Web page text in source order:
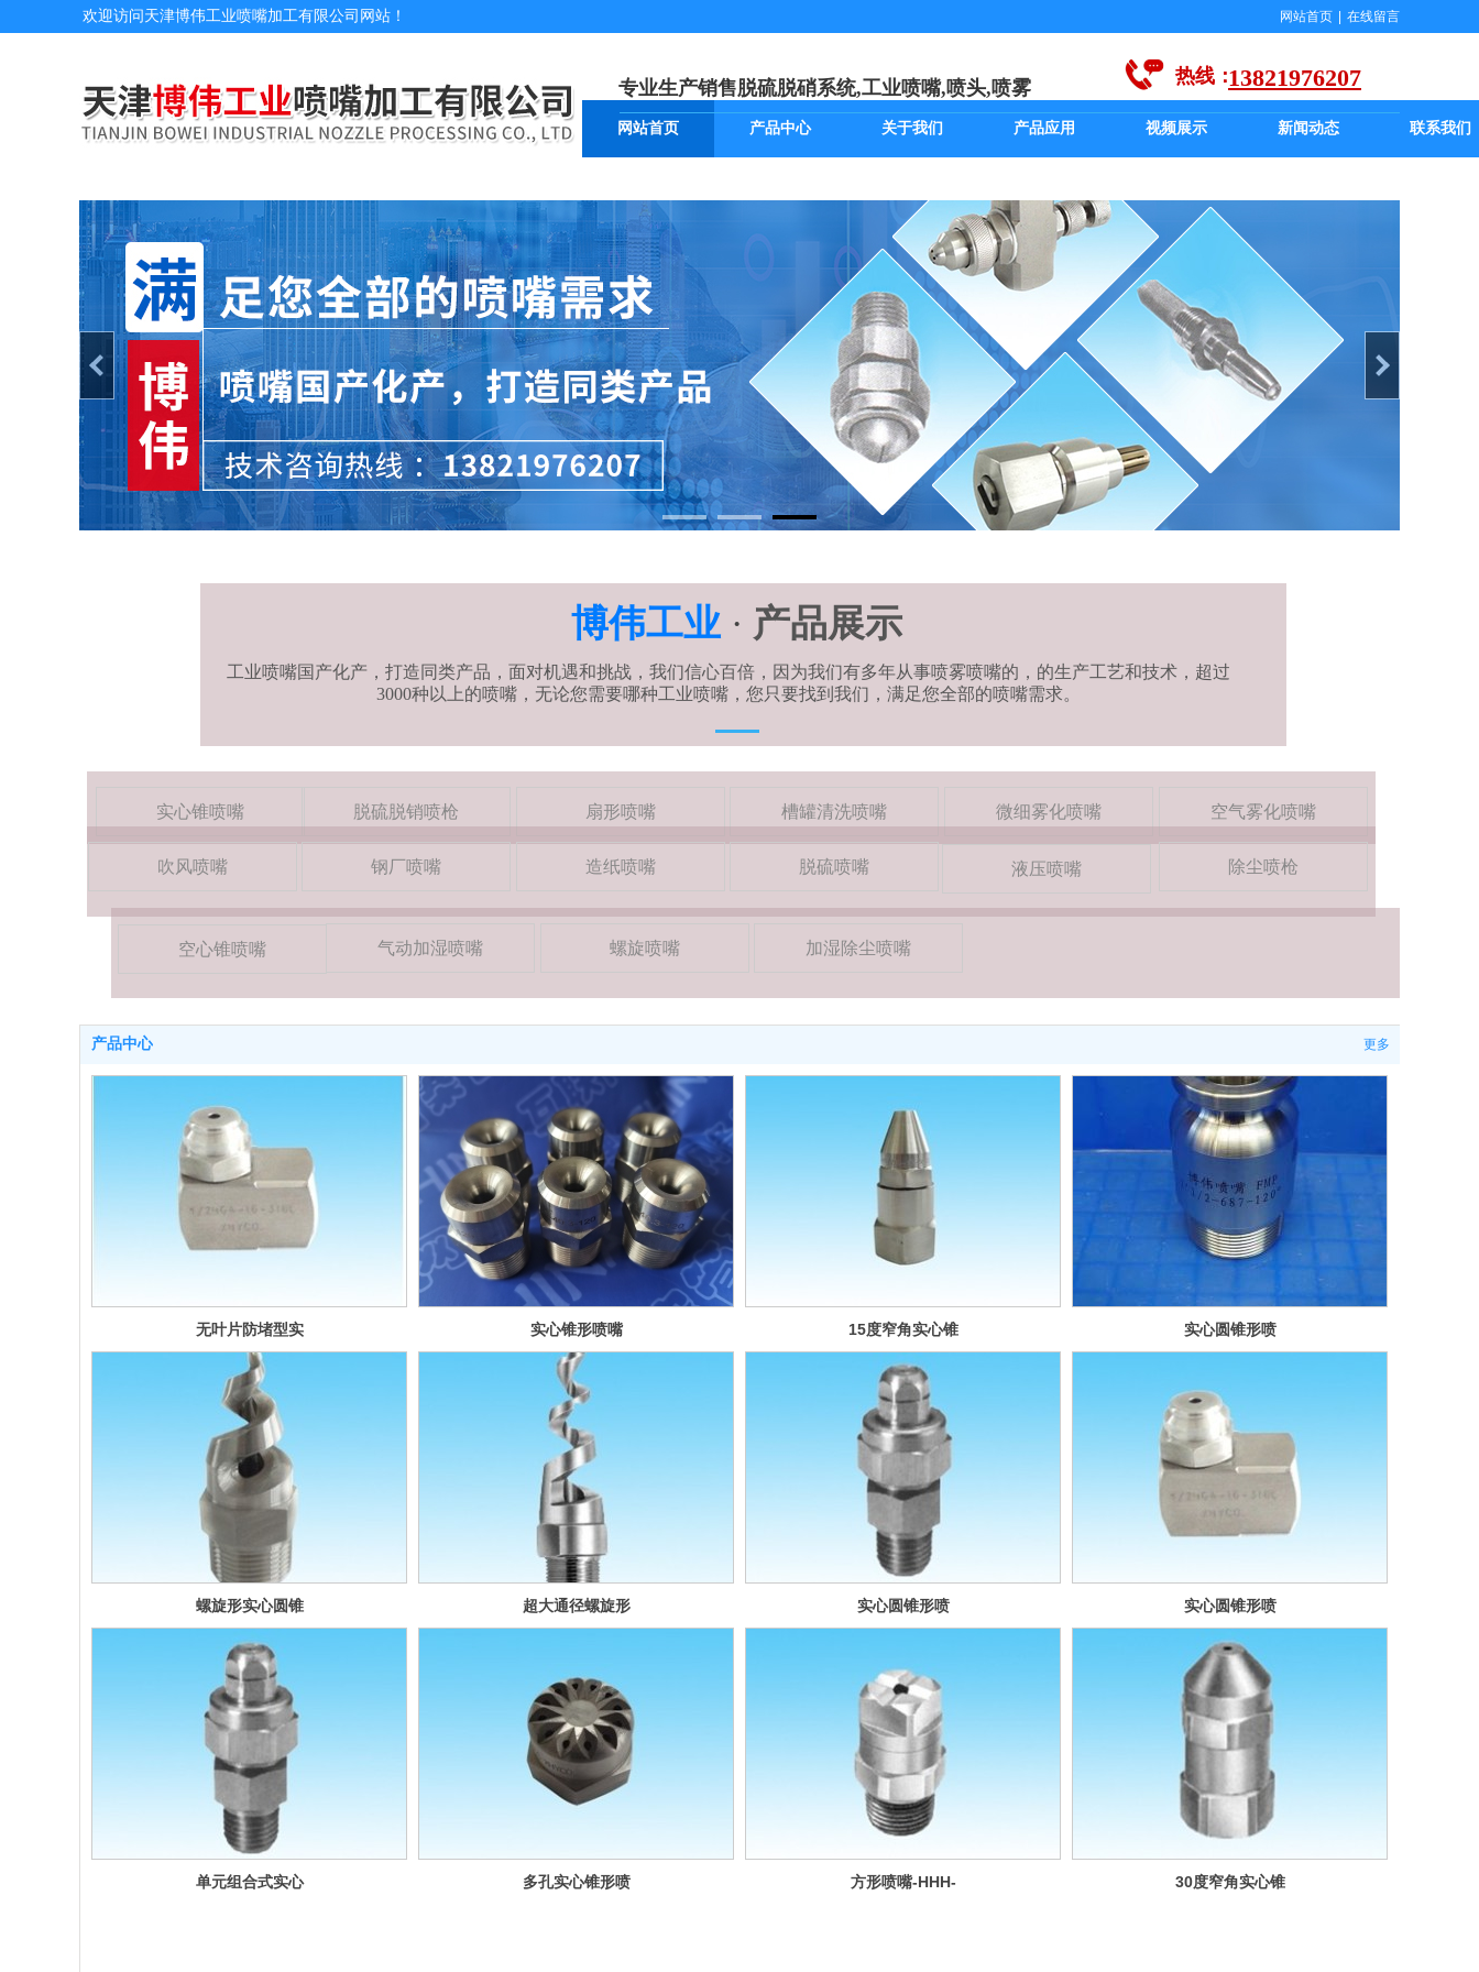
专业生产销售脱硫脱硝系统,工业喷嘴,喷头,喷雾 13821976207
热线：
欢迎访问天津博伟工业喷嘴加工有限公司网站！
网站首页 产品中心 关于我们 产品应用 视频展示 新闻动态 联系我们
网站首页 在线留言
实心锥喷嘴 扇形喷嘴 槽罐清洗喷嘴 微细雾化喷嘴 空气雾化喷嘴
脱硫脱销喷枪
博伟工业 · 产品展示
工业喷嘴国产化产，打造同类产品，面对机遇和挑战，我们信心百倍，因为我们有多年从事喷雾喷嘴的，的生产工艺和技术，超过
3000种以上的喷嘴，无论您需要哪种工业喷嘴，您只要找到我们，满足您全部的喷嘴需求。
吹风喷嘴 钢厂喷嘴 造纸喷嘴 脱硫喷嘴 除尘喷枪
液压喷嘴
气动加湿喷嘴 螺旋喷嘴 加湿除尘喷嘴
空心锥喷嘴
产品中心 更多
无叶片防堵型实
心锥形喷嘴
GANV系列
实心锥形喷嘴
HH系列
15度窄角实心锥
形喷嘴
实心圆锥形喷
嘴-MP系列
螺旋形实心圆锥
形喷嘴-p-s系列
超大通径螺旋形
实心圆锥形喷
实心圆锥形喷
嘴--墙上安装型
实心圆锥形喷
嘴--转角型GA
系列
单元组合式实心
多孔实心锥形喷
方形喷嘴-HHH-
30度窄角实心锥